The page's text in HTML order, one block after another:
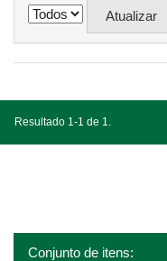
Resultado 1-1 de 1.
Conjunto de itens: